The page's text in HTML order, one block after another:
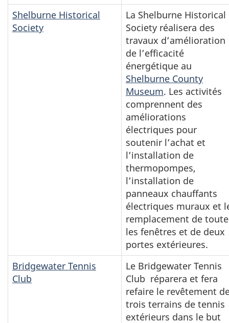
Shelburne Historical
Society
La Shelburne Historical
Society réalisera des
travaux d’amélioration
de l’efficacité
énergétique au
Shelburne County
Museum. Les activités
comprennent des
améliorations
électriques pour
soutenir l’achat et
l’installation de
thermopompes,
l’installation de
panneaux chauffants
électriques muraux et
remplacement de
les fenêtres et de deux
portes extérieures.
Bridgewater Tennis
Club
Le Bridgewater Tennis
Club réparera et fera
refaire le revêtement
trois terrains de tennis
extérieurs dans le but